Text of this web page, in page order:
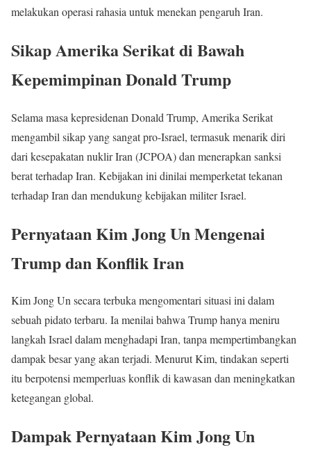
melakukan operasi rahasia untuk menekan pengaruh Iran.
Sikap Amerika Serikat di Bawah
Kepemimpinan Donald Trump
Selama masa kepresidenan Donald Trump, Amerika Serikat
mengambil sikap yang sangat pro-Israel, termasuk menarik diri
dari kesepakatan nuklir Iran (JCPOA) dan menerapkan sanksi
berat terhadap Iran. Kebijakan ini dinilai memperketat tekanan
terhadap Iran dan mendukung kebijakan militer Israel.
Pernyataan Kim Jong Un Mengenai
Trump dan Konflik Iran
Kim Jong Un secara terbuka mengomentari situasi ini dalam
sebuah pidato terbaru. Ia menilai bahwa Trump hanya meniru
langkah Israel dalam menghadapi Iran, tanpa mempertimbangkan
dampak besar yang akan terjadi. Menurut Kim, tindakan seperti
itu berpotensi memperluas konflik di kawasan dan meningkatkan
ketegangan global.
Dampak Pernyataan Kim Jong Un